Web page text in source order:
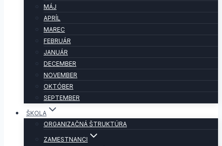
MÁJ
APRÍL
MAREC
FEBRUÁR
JANUÁR
DECEMBER
NOVEMBER
OKTÓBER
SEPTEMBER
ŠKOLA
ORGANIZAČNÁ ŠTRUKTÚRA
ZAMESTNANCI